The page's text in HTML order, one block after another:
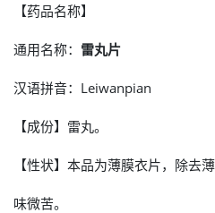
【药品名称】
通用名称： 雷丸片
汉语拼音：Leiwanpian
【成份】雷丸。
【性状】本品为薄膜衣片，除去
味微苦。